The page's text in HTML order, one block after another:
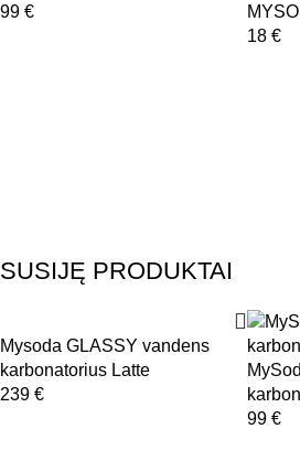
99 €
18 €
SUSIJĘ PRODUKTAI
Mysoda GLASSY vandens
karbonatorius Latte
239 €
99 €